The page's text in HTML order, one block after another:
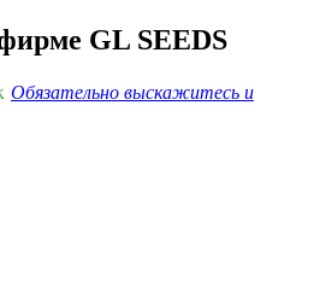
GL SEEDS
Обязательно выскажитесь и